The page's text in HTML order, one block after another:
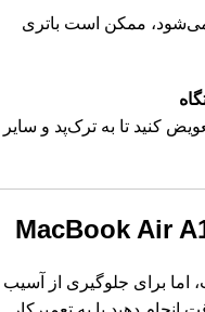
می‌شود، ممکن است باتری
کنید تا به ترک‌پد و سایر
اما برای جلوگیری از آسیب